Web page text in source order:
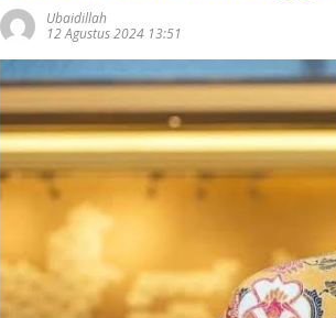
Ubaidillah
12 Agustus 2024 13:51